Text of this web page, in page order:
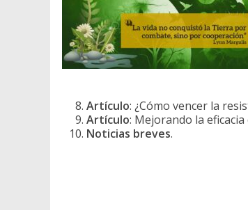
Artículo: ¿Cómo vencer la
Artículo: Mejorando la
Noticias breves.